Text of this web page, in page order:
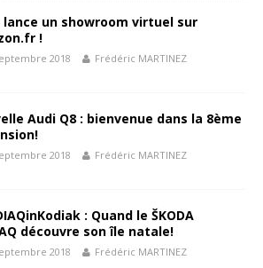
lance un showroom virtuel sur
!
2018 Frédéric MARTINEZ
Audi Q8 : bienvenue dans la 8ème
2018 Frédéric MARTINEZ
: Quand le ŠKODA
découvre son île natale!
2018 Frédéric MARTINEZ